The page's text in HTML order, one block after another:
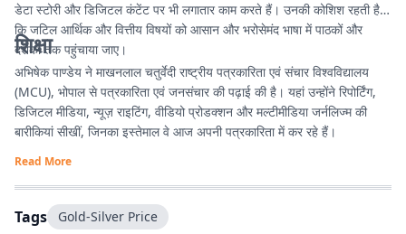
डेटा स्टोरी और डिजिटल कंटेंट पर भी लगातार काम करते हैं। उनकी कोशिश रहती है
कि जटिल आर्थिक और वित्तीय विषयों को आसान और भरोसेमंद भाषा में पाठकों और
दर्शकों तक पहुंचाया जाए।
शिक्षा
अभिषेक पाण्डेय ने माखनलाल चतुर्वेदी राष्ट्रीय पत्रकारिता एवं संचार विश्वविद्यालय
(MCU), भोपाल से पत्रकारिता एवं जनसंचार की पढ़ाई की है। यहां उन्होंने रिपोर्टिंग,
डिजिटल मीडिया, न्यूज़ राइटिंग, वीडियो प्रोडक्शन और मल्टीमीडिया जर्नलिज्म की
बारीकियां सीखीं, जिनका इस्तेमाल वे आज अपनी पत्रकारिता में कर रहे हैं।
Read More
Tags Gold-Silver Price